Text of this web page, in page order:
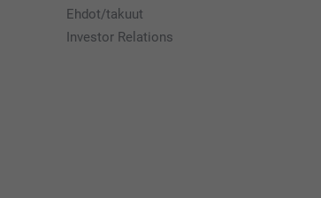
Ehdot/takuut
Investor Relations